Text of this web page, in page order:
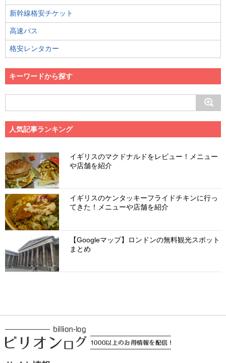
新幹線格安チケット
高速バス
格安レンタカー
キーワードから探す
人気記事ランキング
イギリスのマクドナルドをレビュー！メニュー
や店舗を紹介
イギリスのケンタッキーフライドチキンに行っ
てきた！メニューや店舗を紹介
【Googleマップ】ロンドンの無料観光スポット
まとめ